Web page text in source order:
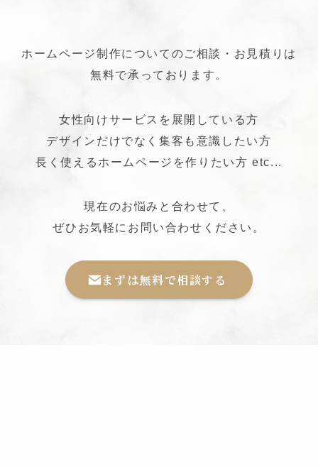
ホームページ制作についてのご相談・お見積りは
無料で承っております。
女性向けサービスを展開している方
デザインだけでなく集客も意識したい方
長く使えるホームページを作りたい方 etc...
現在のお悩みと合わせて、
ぜひお気軽にお問い合わせください。
まずは無料で相談する